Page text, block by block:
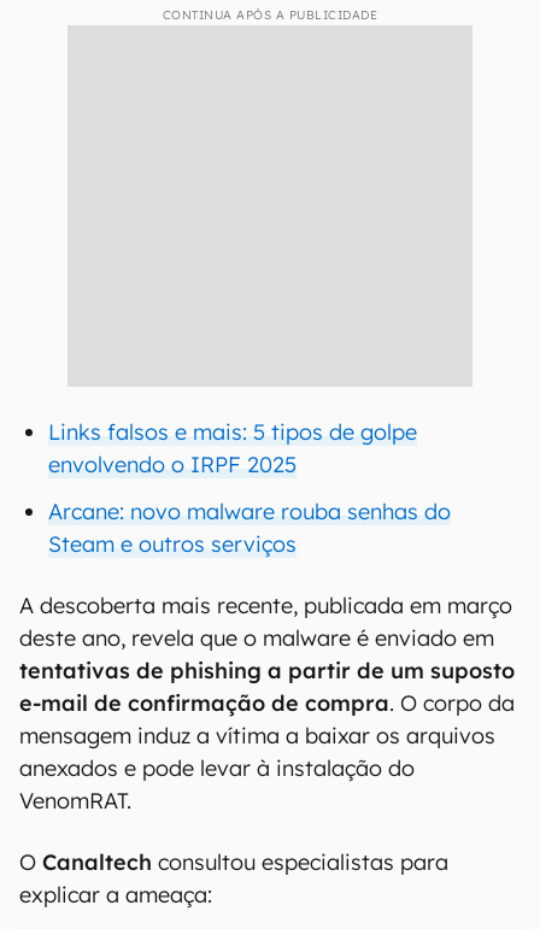
CONTINUA APÓS A PUBLICIDADE
Links falsos e mais: 5 tipos de golpe
envolvendo o IRPF 2025
Arcane: novo malware rouba senhas do
Steam e outros serviços
A descoberta mais recente, publicada em março
deste ano, revela que o malware é enviado em
tentativas de phishing a partir de um suposto
e-mail de confirmação de compra. O corpo da
mensagem induz a vítima a baixar os arquivos
anexados e pode levar à instalação do
VenomRAT.
O Canaltech consultou especialistas para
explicar a ameaça: